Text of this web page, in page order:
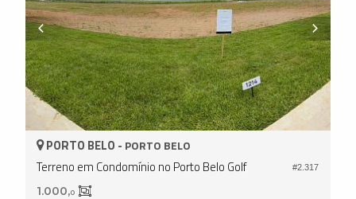
#2.317
PORTO BELO - PORTO BELO
Terreno em Condomínio no Porto Belo Golf
1.000,0